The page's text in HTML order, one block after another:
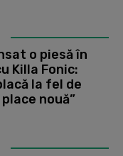
o piesă în
Killa Fonic:
la fel de
nouă”